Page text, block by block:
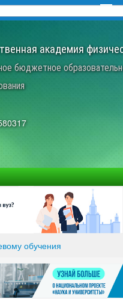
академия
бюджетное
обучения